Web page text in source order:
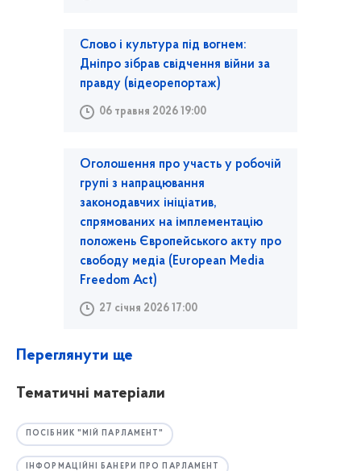
Слово і культура під вогнем:
Дніпро зібрав свідчення війни за
правду (відеорепортаж)
06 травня 2026 19:00
Оголошення про участь у робочій
групі з напрацювання
законодавчих ініціатив,
спрямованих на імплементацію
положень Європейського акту про
свободу медіа (European Media
Freedom Act)
27 січня 2026 17:00
Переглянути ще
Тематичні матеріали
ПОСІБНИК "МІЙ ПАРЛАМЕНТ"
ІНФОРМАЦІЙНІ БАНЕРИ ПРО ПАРЛАМЕНТ